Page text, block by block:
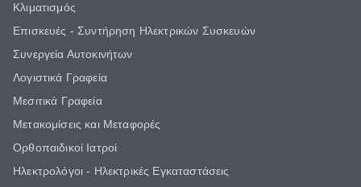
Κλιματισμός
Επισκευές - Συντήρηση Ηλεκτρικών Συσκευών
Συνεργεία Αυτοκινήτων
Λογιστικά Γραφεία
Μεσιτικά Γραφεία
Μετακομίσεις και Μεταφορές
Ορθοπαιδικοί Ιατροί
Ηλεκτρολόγοι - Ηλεκτρικές Εγκαταστάσεις